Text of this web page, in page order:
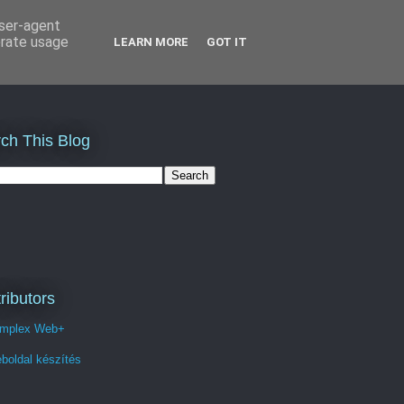
This Blog
Web+
készítés
agent
usage
LEARN MORE GOT IT